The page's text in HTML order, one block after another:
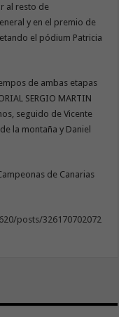
al resto de
y en el premio de
el pódium Patricia
de ambas etapas
SERGIO MARTIN
seguido de Vicente
la montaña y Daniel
de Canarias
posts/326170702072